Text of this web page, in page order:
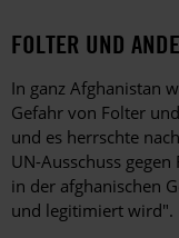
FOLTER UND
In ganz Afghanistan
Gefahr von Folter
und es herrschte
UN-Ausschuss
in der afghanischen
und legitimiert wird".